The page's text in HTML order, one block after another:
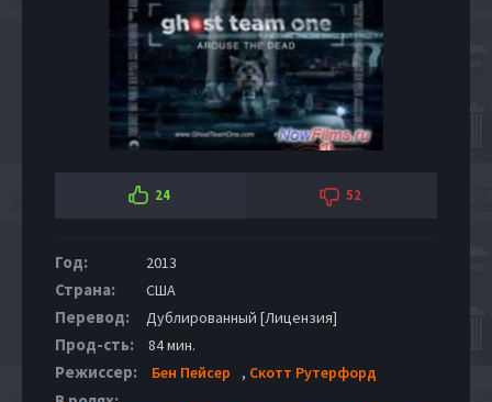
24 52
Год: 2013
Страна: США
Перевод: Дублированный [Лицензия]
Прод-сть: 84 мин.
Режиссер: Бен Пейсер , Скотт Рутерфорд